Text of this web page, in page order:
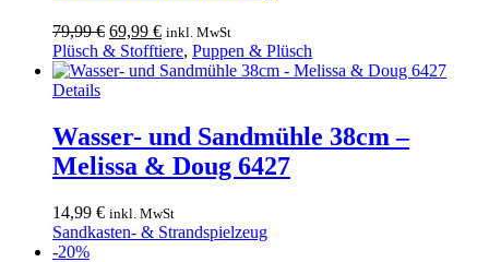
79,99€ Ursprünglicher
Preis
war:
69,99 €Aktueller
Preis
ist:
inkl. MwSt
Plüsch & Stofftiere, Puppen & Plüsch
Details
Wasser- und Sandmühle 38cm –
Melissa & Doug 6427
14,99 € inkl. MwSt
Sandkasten- & Strandspielzeug
-20%